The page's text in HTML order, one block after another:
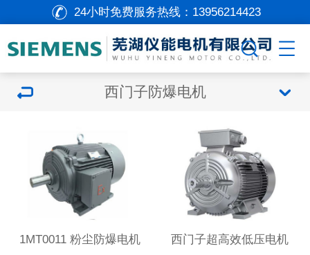
24小时免费服务热线： 13956214423
西门子防爆电机
1MT0011 粉尘防爆电机 西门子超高效低压电机